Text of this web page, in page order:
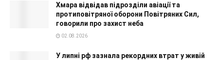
Хмара відвідав підрозділи авіації та
протиповітряної оборони Повітряних Сил,
говорили про захист неба
02.08.2026
У липні рф зазнала рекордних втрат у живій